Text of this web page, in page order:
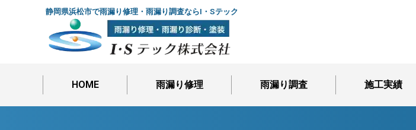
静岡県浜松市で雨漏り修理・雨漏り調査ならI・Sテック
HOME 雨漏り修理 雨漏り調査 施工実績